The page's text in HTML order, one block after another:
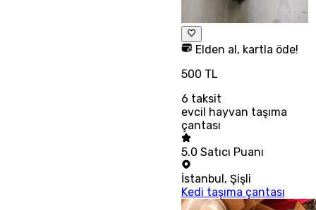
Elden al, kartla öde!
500 TL
6 taksit
evcil hayvan taşıma
çantası
5.0 Satıcı Puanı
İstanbul, Şişli
Kedi taşıma çantası